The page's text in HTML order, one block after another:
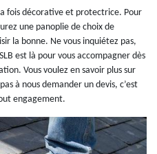
fois décorative et protectrice. Pour
une panoplie de choix de
la bonne. Ne vous inquiétez pas,
est là pour vous accompagner dès
Vous voulez en savoir plus sur
à nous demander un devis, c’est
engagement.